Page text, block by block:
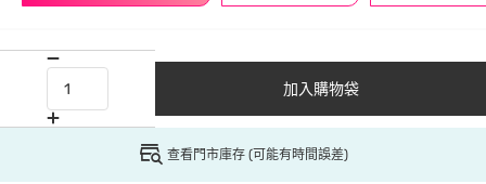
加入購物袋
查看門市庫存 (可能有時間誤差)